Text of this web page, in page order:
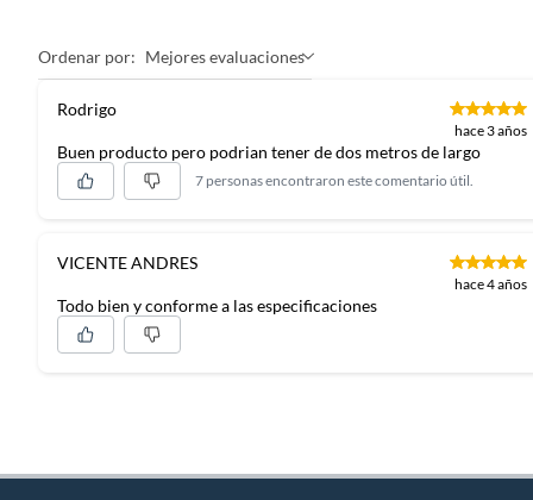
Ordenar por: Mejores evaluaciones
Rodrigo
hace 3 años
Buen producto pero podrian tener de dos metros de largo
7 personas encontraron este comentario útil.
VICENTE ANDRES
hace 4 años
Todo bien y conforme a las especificaciones